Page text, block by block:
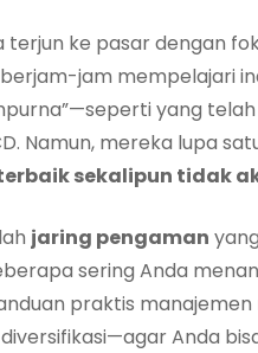
ke pasar dengan
jam mempelajari
yang
. Namun, mereka lupa
sekalipun tidak
jaring pengaman
sering Anda
praktis
Anda